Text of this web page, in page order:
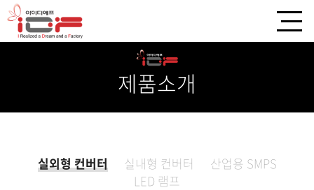
제품소개
실외형 컨버터 실내형 컨버터
산업용 SMPS
LED 램프